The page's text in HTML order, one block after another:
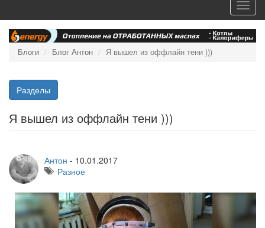
Блоги Блог Антон Я вышел из оффлайн тени )))
Разделы
Я вышел из оффлайн тени )))
Антон - 10.01.2017
Разное